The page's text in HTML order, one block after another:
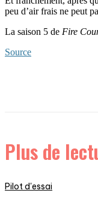
peu d’air frais ne peut
La saison 5 de Fire
Source
Plus de
Pilot d'essai